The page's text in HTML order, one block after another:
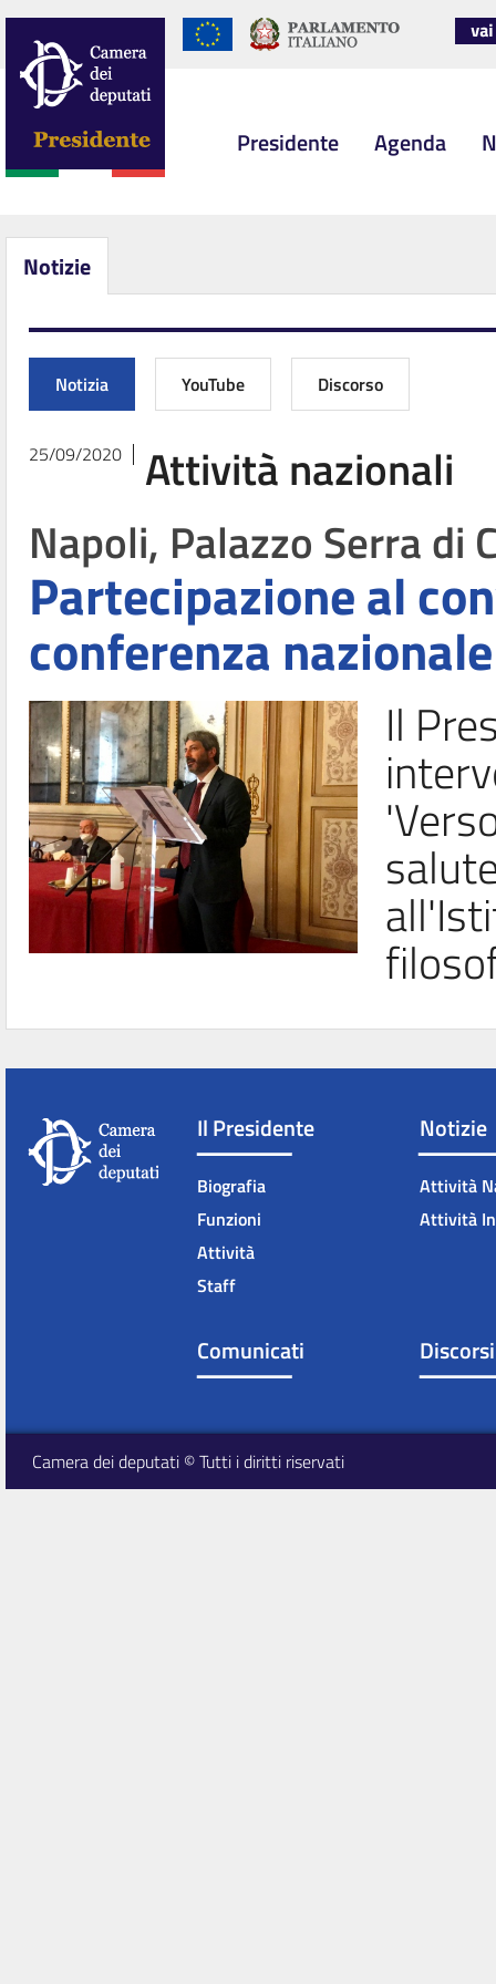
Presidente Agenda
Notizie
Notizia YouTube Discorso
25/09/2020
Attività nazionali
Napoli, Palazzo Serra di
Partecipazione al
conferenza
Il
Il Presidente
Biografia
Funzioni
Attività
Staff
Notizie
Attività
Attività
Comunicati Discorsi
Camera dei deputati © Tutti i diritti riservati